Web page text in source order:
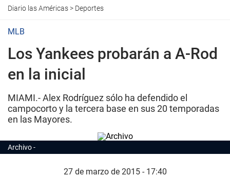
Diario las Américas> Deportes
MLB
Los Yankees probarán a A-Rod
en la inicial
MIAMI.- Alex Rodríguez sólo ha defendido el
campocorto y la tercera base en sus 20 temporadas
en las Mayores.
Archivo
27 de marzo de 2015 - 17:40